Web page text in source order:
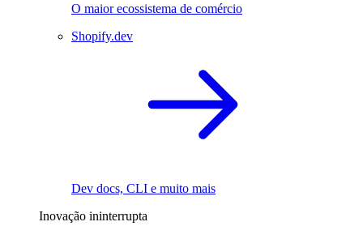
O maior ecossistema de comércio
Shopify.dev
Dev docs, CLI e muito mais
Inovação ininterrupta